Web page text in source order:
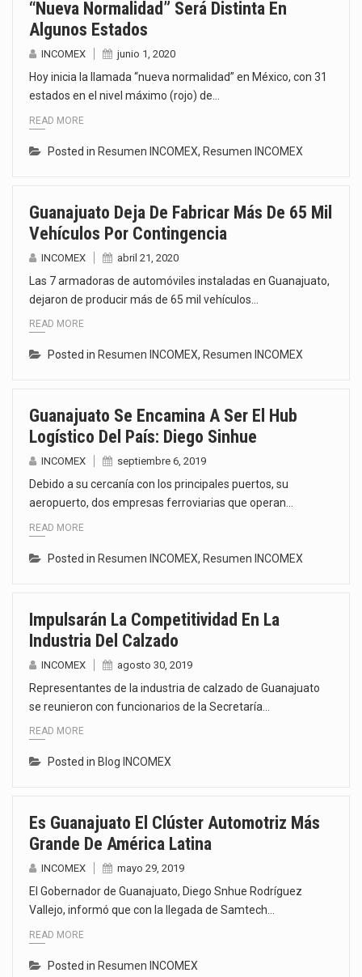
“Nueva Normalidad” Será Distinta En
Algunos Estados
INCOMEX junio 1, 2020
Hoy inicia la llamada “nueva normalidad” en México, con 31
estados en el nivel máximo (rojo) de…
READ MORE
Posted in Resumen INCOMEX, Resumen INCOMEX
Guanajuato Deja De Fabricar Más De 65 Mil
Vehículos Por Contingencia
INCOMEX abril 21, 2020
Las 7 armadoras de automóviles instaladas en Guanajuato,
dejaron de producir más de 65 mil vehículos…
READ MORE
Posted in Resumen INCOMEX, Resumen INCOMEX
Guanajuato Se Encamina A Ser El Hub
Logístico Del País: Diego Sinhue
INCOMEX septiembre 6, 2019
Debido a su cercanía con los principales puertos, su
aeropuerto, dos empresas ferroviarias que operan…
READ MORE
Posted in Resumen INCOMEX, Resumen INCOMEX
Impulsarán La Competitividad En La
Industria Del Calzado
INCOMEX agosto 30, 2019
Representantes de la industria de calzado de Guanajuato
se reunieron con funcionarios de la Secretaría…
READ MORE
Posted in Blog INCOMEX
Es Guanajuato El Clúster Automotriz Más
Grande De América Latina
INCOMEX mayo 29, 2019
El Gobernador de Guanajuato, Diego Snhue Rodríguez
Vallejo, informó que con la llegada de Samtech…
READ MORE
Posted in Resumen INCOMEX